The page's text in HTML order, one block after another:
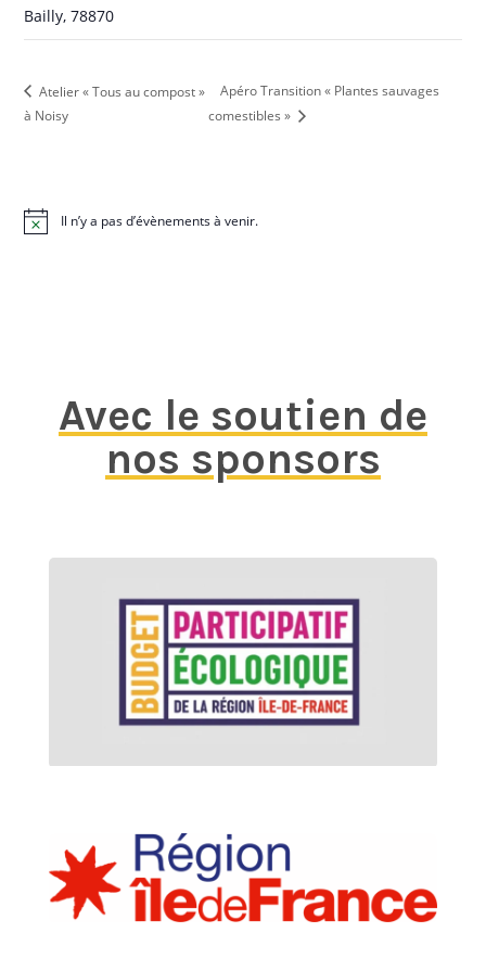
Bailly, 78870
Atelier « Tous au compost »
à Noisy
Apéro Transition « Plantes sauvages
comestibles »
N
Il n’y a pas d’évènements à venir.
Avec le soutien de
nos sponsors